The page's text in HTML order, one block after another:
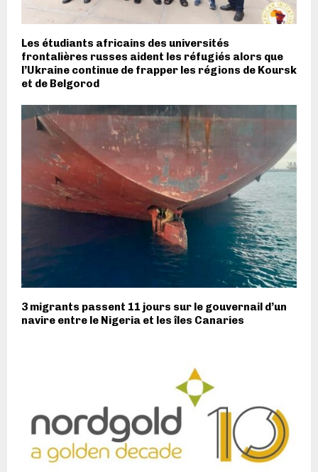
Les étudiants africains des universités
frontalières russes aident les réfugiés alors que
l’Ukraine continue de frapper les régions de Koursk
et de Belgorod
3 migrants passent 11 jours sur le gouvernail d’un
navire entre le Nigeria et les îles Canaries